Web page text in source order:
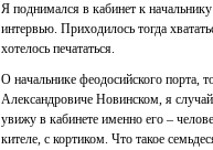
Я поднимался в кабинет к
интервью. Приходилось тогда
хотелось печататься.
О начальнике феодосийского порта,
Александровиче Новинском, я
увижу в кабинете именно его –
кителе, с кортиком. Что такое